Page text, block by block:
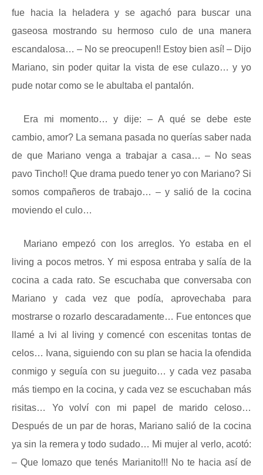
fue hacia la heladera y se agachó para buscar una
gaseosa mostrando su hermoso culo de una manera
escandalosa… – No se preocupen!! Estoy bien así! – Dijo
Mariano, sin poder quitar la vista de ese culazo… y yo
pude notar como se le abultaba el pantalón.
Era mi momento… y dije: – A qué se debe este
cambio, amor? La semana pasada no querías saber nada
de que Mariano venga a trabajar a casa… – No seas
pavo Tincho!! Que drama puedo tener yo con Mariano? Si
somos compañeros de trabajo… – y salió de la cocina
moviendo el culo…
Mariano empezó con los arreglos. Yo estaba en el
living a pocos metros. Y mi esposa entraba y salía de la
cocina a cada rato. Se escuchaba que conversaba con
Mariano y cada vez que podía, aprovechaba para
mostrarse o rozarlo descaradamente… Fue entonces que
llamé a Ivi al living y comencé con escenitas tontas de
celos… Ivana, siguiendo con su plan se hacia la ofendida
conmigo y seguía con su jueguito… y cada vez pasaba
más tiempo en la cocina, y cada vez se escuchaban más
risitas… Yo volví con mi papel de marido celoso…
Después de un par de horas, Mariano salió de la cocina
ya sin la remera y todo sudado… Mi mujer al verlo, acotó:
– Que lomazo que tenés Marianito!!! No te hacia así de